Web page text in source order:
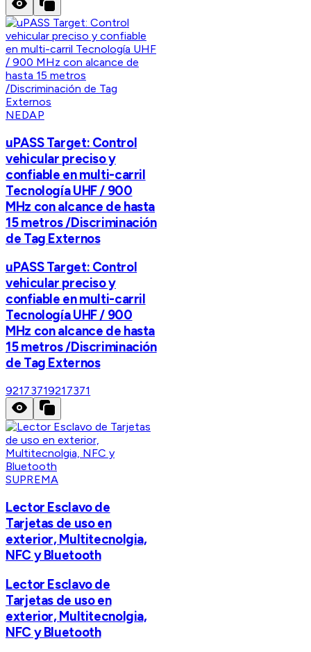
NEDAP
uPASS Target: Control
vehicular preciso y
confiable en multi-carril
Tecnología UHF / 900
MHz con alcance de hasta
15 metros /Discriminación
de Tag Externos
uPASS Target: Control
vehicular preciso y
confiable en multi-carril
Tecnología UHF / 900
MHz con alcance de hasta
15 metros /Discriminación
de Tag Externos
92173719217371
SUPREMA
Lector Esclavo de
Tarjetas de uso en
exterior, Multitecnolgia,
NFC y Bluetooth
Lector Esclavo de
Tarjetas de uso en
exterior, Multitecnolgia,
NFC y Bluetooth